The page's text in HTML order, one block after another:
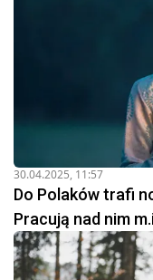
30.04.2025, 11:57
Do Polaków trafi
Pracują nad nim